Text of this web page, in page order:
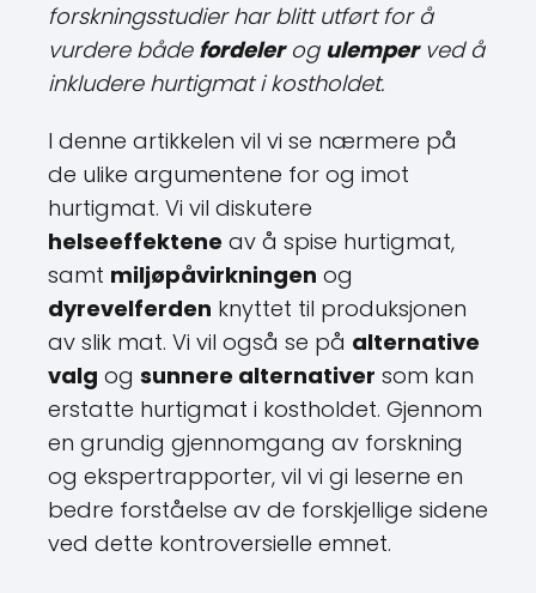
forskningsstudier har blitt utført for å
vurdere både fordelerog ulemperved å
inkludere hurtigmat i kostholdet.
I denne artikkelen vil vi se nærmere på
de ulike argumentene for og imot
hurtigmat. Vi vil diskutere
helseeffektene av å spise hurtigmat,
samt miljøpåvirkningen og
dyrevelferden knyttet til produksjonen
av slik mat. Vi vil også se på alternative
valg og sunnere alternativer som kan
erstatte hurtigmat i kostholdet. Gjennom
en grundig gjennomgang av forskning
og ekspertrapporter, vil vi gi leserne en
bedre forståelse av de forskjellige sidene
ved dette kontroversielle emnet.